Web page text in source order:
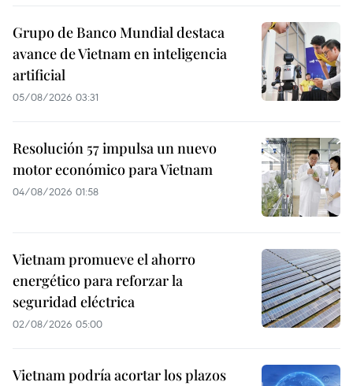
Grupo de Banco Mundial destaca
avance de Vietnam en inteligencia
artificial
05/08/2026 03:31
Resolución 57 impulsa un nuevo
motor económico para Vietnam
04/08/2026 01:58
Vietnam promueve el ahorro
energético para reforzar la
seguridad eléctrica
02/08/2026 05:00
Vietnam podría acortar los plazos